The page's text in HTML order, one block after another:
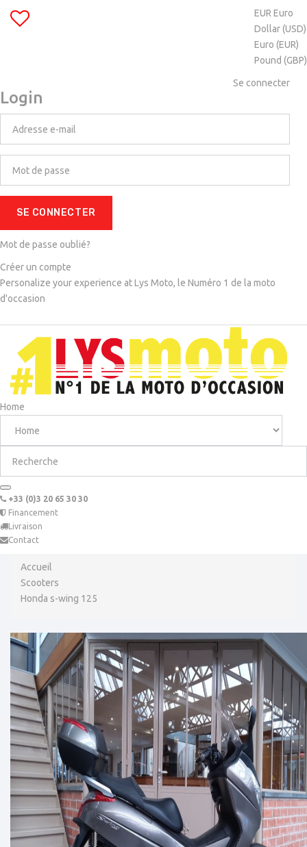
EUR Euro
Dollar (USD)
Euro (EUR)
Pound (GBP)
Se connecter
Login
SE CONNECTER
Mot de passe oublié?
Créer un compte
Personalize your experience at Lys Moto, le Numéro 1 de la moto
d'occasion
Home
+33 (0)3 20 65 30 30
Financement
Livraison
Contact
Accueil
Scooters
Honda s-wing 125